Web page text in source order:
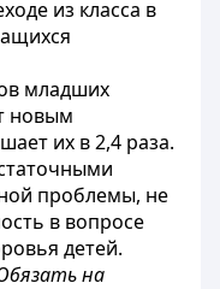
из класса в
младших
новым
их в 2,4 раза.
проблемы, не
в вопросе
детей.
на